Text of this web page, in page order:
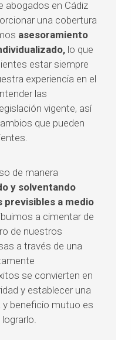
abogados en Cádiz
una cobertura
asesoramiento
lo que
estar siempre
experiencia en el
las
vigente, así
que pueden
de manera
y solventando
previsibles a medio
a cimentar de
de nuestros
a través de una
se convierten en
y establecer una
y beneficio mutuo es